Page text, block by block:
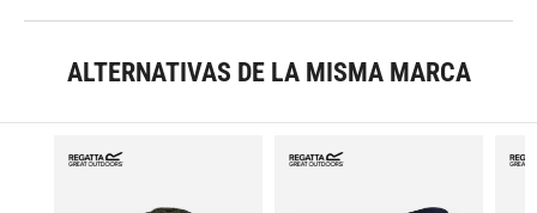
ALTERNATIVAS DE LA MISMA MARCA